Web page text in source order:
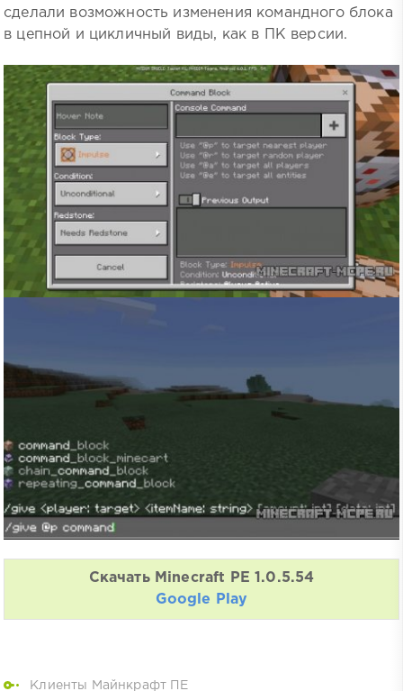
сделали возможность изменения командного блока
в цепной и цикличный виды, как в ПК версии.
Скачать Minecraft PE 1.0.5.54
Google Play
Клиенты Майнкрафт ПЕ